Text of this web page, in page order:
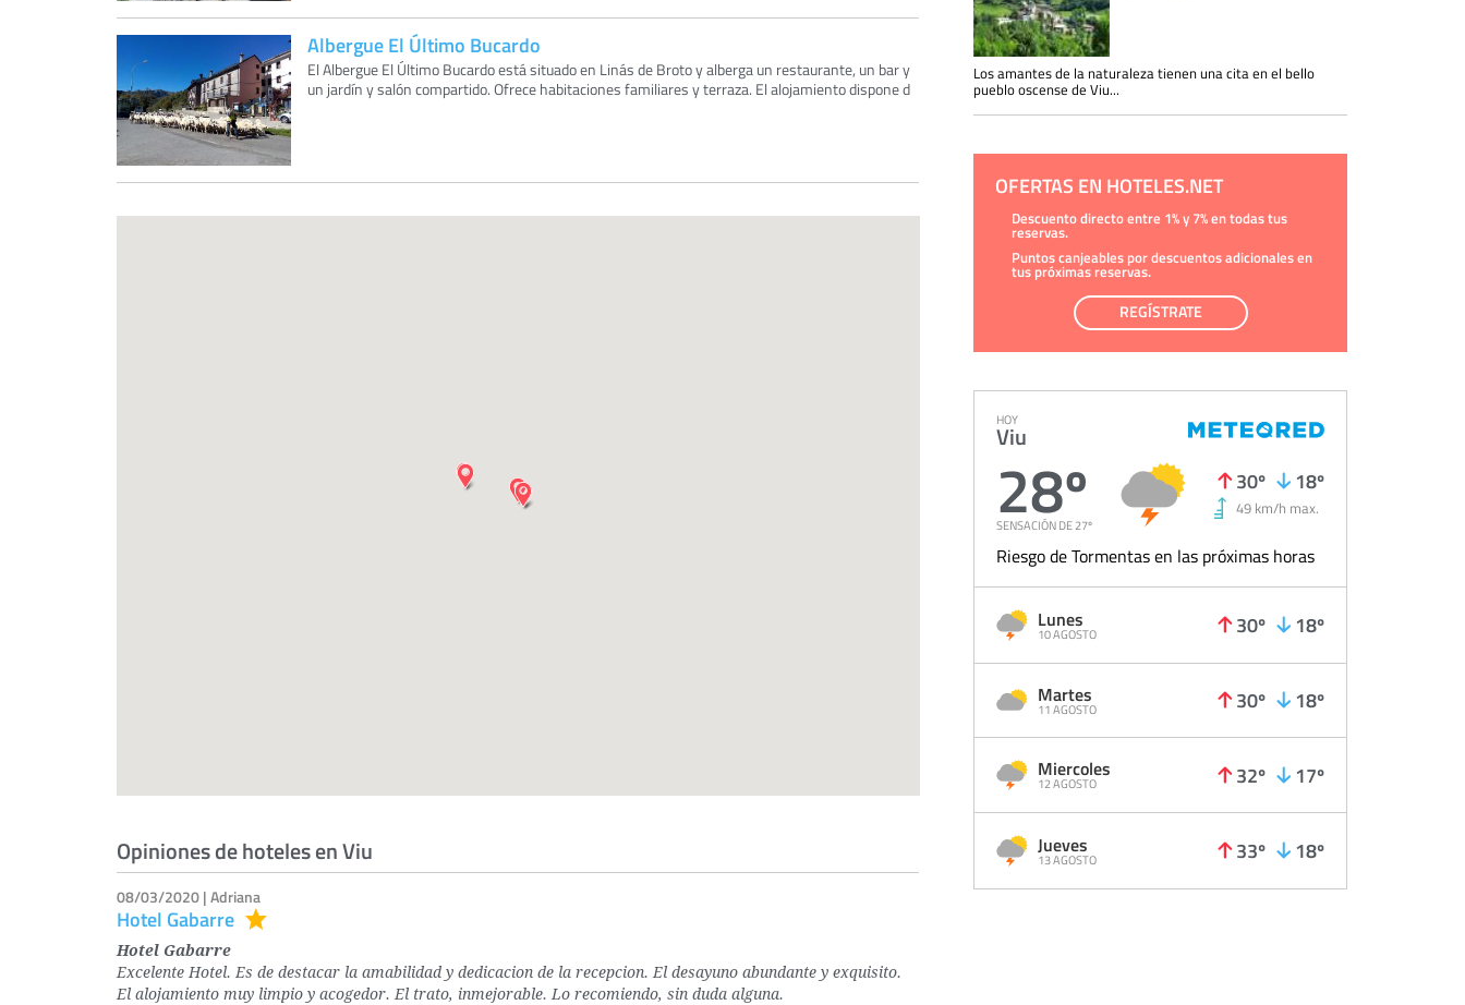
Albergue El Último Bucardo
El Albergue El Último Bucardo está situado en Linás de Broto y alberga un restaurante, un bar y
un jardín y salón compartido. Ofrece habitaciones familiares y terraza. El alojamiento dispone d
Opiniones de hoteles en Viu
08/03/2020 | Adriana
Hotel Gabarre
Hotel Gabarre
Excelente Hotel. Es de destacar la amabilidad y dedicacion de la recepcion. El desayuno abundante y exquisito.
El alojamiento muy limpio y acogedor. El trato, inmejorable. Lo recomiendo, sin duda alguna.
Los amantes de la naturaleza tienen una cita en el bello
pueblo oscense de Viu...
OFERTAS EN HOTELES.NET
Descuento directo entre 1% y 7% en todas tus
reservas.
Puntos canjeables por descuentos adicionales en
tus próximas reservas.
REGÍSTRATE
HOY
Viu
28º
SENSACIÓN DE 27º
30º 18º
49 km/h max.
Riesgo de Tormentas en las próximas horas
Lunes
10 AGOSTO 30º 18º
Martes
11 AGOSTO 30º 18º
Miercoles
12 AGOSTO 32º 17º
Jueves
13 AGOSTO 33º 18º